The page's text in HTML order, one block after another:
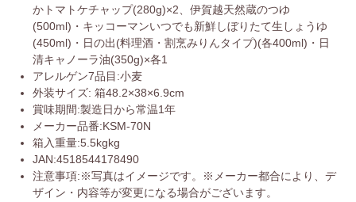
かトマトケチャップ(280g)×2、伊賀越天然蔵のつゆ
(500ml)・キッコーマンいつでも新鮮しぼりたて生しょうゆ
(450ml)・日の出(料理酒・割烹みりんタイプ)(各400ml)・日
清キャノーラ油(350g)×各1
アレルゲン7品目:小麦
外装サイズ: 箱48.2×38×6.9cm
賞味期間:製造日から常温1年
メーカー品番:KSM-70N
箱入重量:5.5kgkg
JAN:4518544178490
注意事項:※写真はイメージです。※メーカー都合により、デ
ザイン・内容等が変更になる場合がございます。